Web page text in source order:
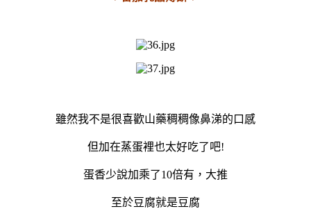
雖然我不是很喜歡山藥稠稠像鼻涕的口感
但加在蒸蛋裡也太好吃了吧!
蛋香少說加乘了10倍有，大推
至於豆腐就是豆腐